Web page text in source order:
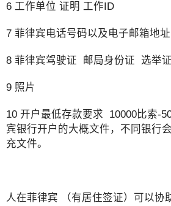
6 工作单位 证明 工作ID
7 菲律宾电话号码以及电子邮箱地址
8 菲律宾驾驶证 邮局身份证 选举
9 照片
10 开户最低存款要求 10000比索-
宾银行开户的大概文件，不同银行
充文件。
人在菲律宾 （有居住签证）可以协